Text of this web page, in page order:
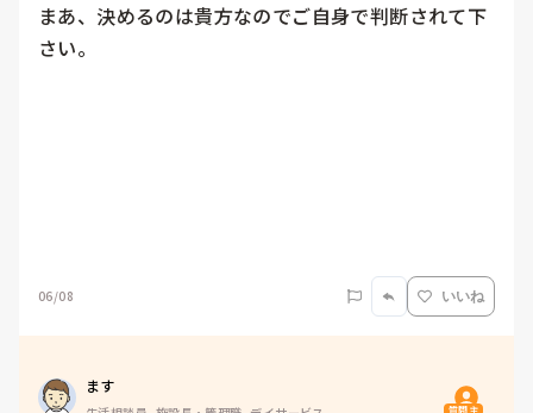
まあ、決めるのは貴方なのでご自身で判断されて下
さい。
06/08 いいね
ます
質問主